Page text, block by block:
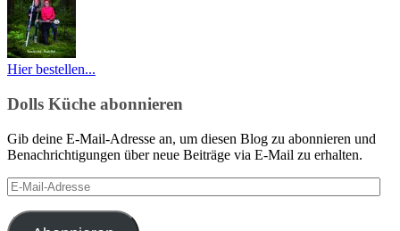
Hier bestellen...
Dolls Küche abonnieren
Gib deine E-Mail-Adresse an, um diesen Blog zu abonnieren und
Benachrichtigungen über neue Beiträge via E-Mail zu erhalten.
E-
Mail-
Adresse